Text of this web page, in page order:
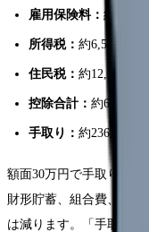
雇用保険料： 約1,800
所得税： 約6,500円（
住民税： 約12,500円
控除合計： 約63,100円
手取り： 約236,900円
額面30万円で手取り約
財形貯蓄、組合費、共
は減ります。「手取り